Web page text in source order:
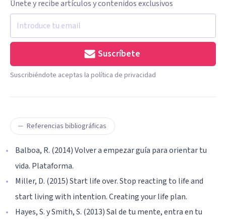
Únete y recibe artículos y contenidos exclusivos
Suscríbete
Suscribiéndote aceptas la política de privacidad
Referencias bibliográficas
Balboa, R. (2014) Volver a empezar guía para orientar tu
vida. Plataforma.
Miller, D. (2015) Start life over. Stop reacting to life and
start living with intention. Creating your life plan.
Hayes, S. y Smith, S. (2013) Sal de tu mente, entra en tu